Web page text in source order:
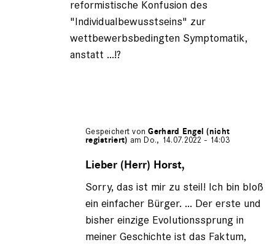
reformistische Konfusion des
"Individualbewusstseins" zur
wettbewerbsbedingten Symptomatik,
anstatt ...!?
Gespeichert vonGerhard Engel (nicht
registriert) am Do., 14.07.2022 - 14:03
auf
Horst
(nicht
Lieber (Herr) Horst,
Sorry, das ist mir zu steil! Ich bin bloß
ein einfacher Bürger. ... Der erste und
bisher einzige Evolutionssprung in
meiner Geschichte ist das Faktum,